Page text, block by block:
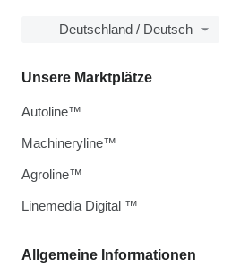
Deutschland / Deutsch
Allgemeine Informationen
Unsere Marktplätze
Autoline™
Machineryline™
Agroline™
Linemedia Digital ™